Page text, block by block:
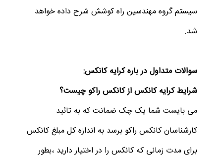
سیستم گروه مهندسین راه کوشش شرح داده خواهد
شد.
سوالات متداول در باره کرایه کانکس:
شرایط کرایه کانکس از کانکس راکو چیست؟
می بایست شما یک چک ضمانت که به تائید
کارشناسان کانکس راکو برسد به اندازه کل مبلغ کانکس
برای مدت زمانی که کانکس را در اختیار دارید ،بطور